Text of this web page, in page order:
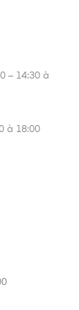
– 14:30 à
à 18:00